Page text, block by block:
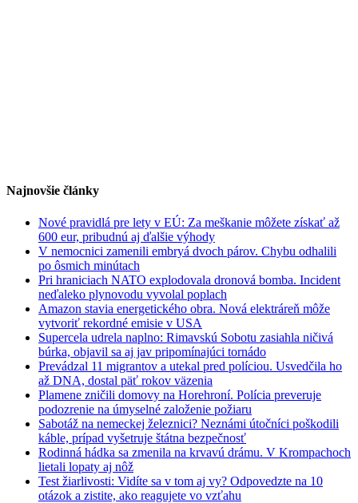
Najnovšie články
Nové pravidlá pre lety v EÚ: Za meškanie môžete získať až
600 eur, pribudnú aj ďalšie výhody
V nemocnici zamenili embryá dvoch párov. Chybu odhalili
po ôsmich minútach
Pri hraniciach NATO explodovala dronová bomba. Incident
neďaleko plynovodu vyvolal poplach
Amazon stavia energetického obra. Nová elektráreň môže
vytvoriť rekordné emisie v USA
Supercela udrela naplno: Rimavskú Sobotu zasiahla ničivá
búrka, objavil sa aj jav pripomínajúci tornádo
Prevádzal 11 migrantov a utekal pred políciou. Usvedčila ho
až DNA, dostal päť rokov väzenia
Plamene zničili domovy na Horehroní. Polícia preveruje
podozrenie na úmyselné založenie požiaru
Sabotáž na nemeckej železnici? Neznámi útočníci poškodili
káble, prípad vyšetruje štátna bezpečnosť
Rodinná hádka sa zmenila na krvavú drámu. V Krompachoch
lietali lopaty aj nôž
Test žiarlivosti: Vidíte sa v tom aj vy? Odpovedzte na 10
otázok a zistite, ako reagujete vo vzťahu